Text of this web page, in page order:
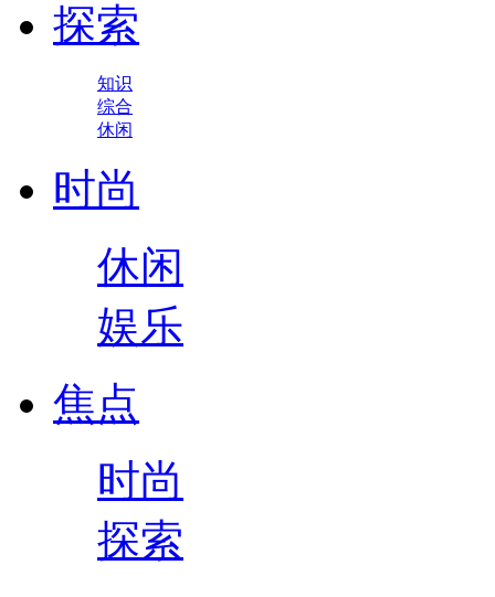
探索
知识
综合
休闲
时尚
休闲
娱乐
焦点
时尚
探索